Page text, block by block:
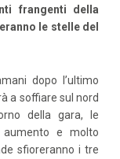
frangenti della
le stelle del
dopo l’ultimo
a soffiare sul nord
della gara, le
e molto
sfioreranno i tre